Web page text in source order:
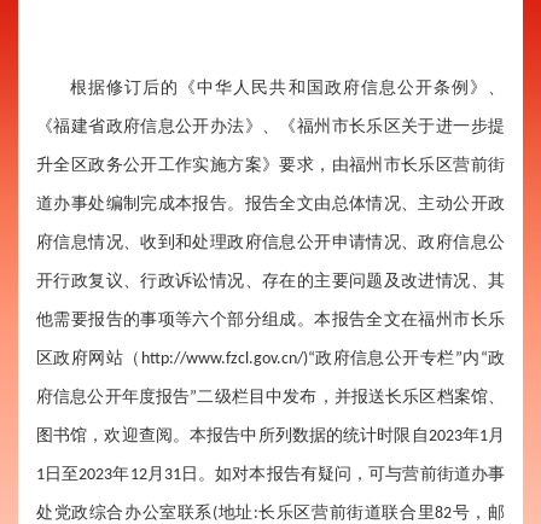
根据修订后的《中华人民共和国政府信息公开条例》、
《福建省政府信息公开办法》、《福州市长乐区关于进一步提
升全区政务公开工作实施方案》要求，由福州市长乐区营前街
道办事处编制完成本报告。报告全文由总体情况、主动公开政
府信息情况、收到和处理政府信息公开申请情况、政府信息公
开行政复议、行政诉讼情况、存在的主要问题及改进情况、其
他需要报告的事项等六个部分组成。本报告全文在福州市长乐
区政府网站（http://www.fzcl.gov.cn/)“政府信息公开专栏”内“政
府信息公开年度报告”二级栏目中发布，并报送长乐区档案馆、
图书馆，欢迎查阅。本报告中所列数据的统计时限自2023年1月
1日至2023年12月31日。如对本报告有疑问，可与营前街道办事
处党政综合办公室联系(地址:长乐区营前街道联合里82号，邮